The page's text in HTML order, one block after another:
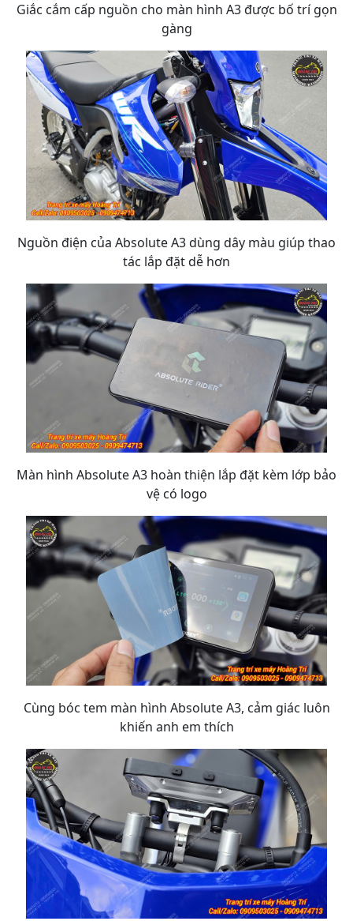
Giắc cắm cấp nguồn cho màn hình A3 được bố trí gọn
gàng
Nguồn điện của Absolute A3 dùng dây màu giúp thao
tác lắp đặt dễ hơn
Màn hình Absolute A3 hoàn thiện lắp đặt kèm lớp bảo
vệ có logo
Cùng bóc tem màn hình Absolute A3, cảm giác luôn
khiến anh em thích